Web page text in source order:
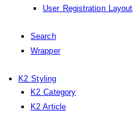
User Registration Layout
Search
Wrapper
K2 Styling
K2 Category
K2 Article